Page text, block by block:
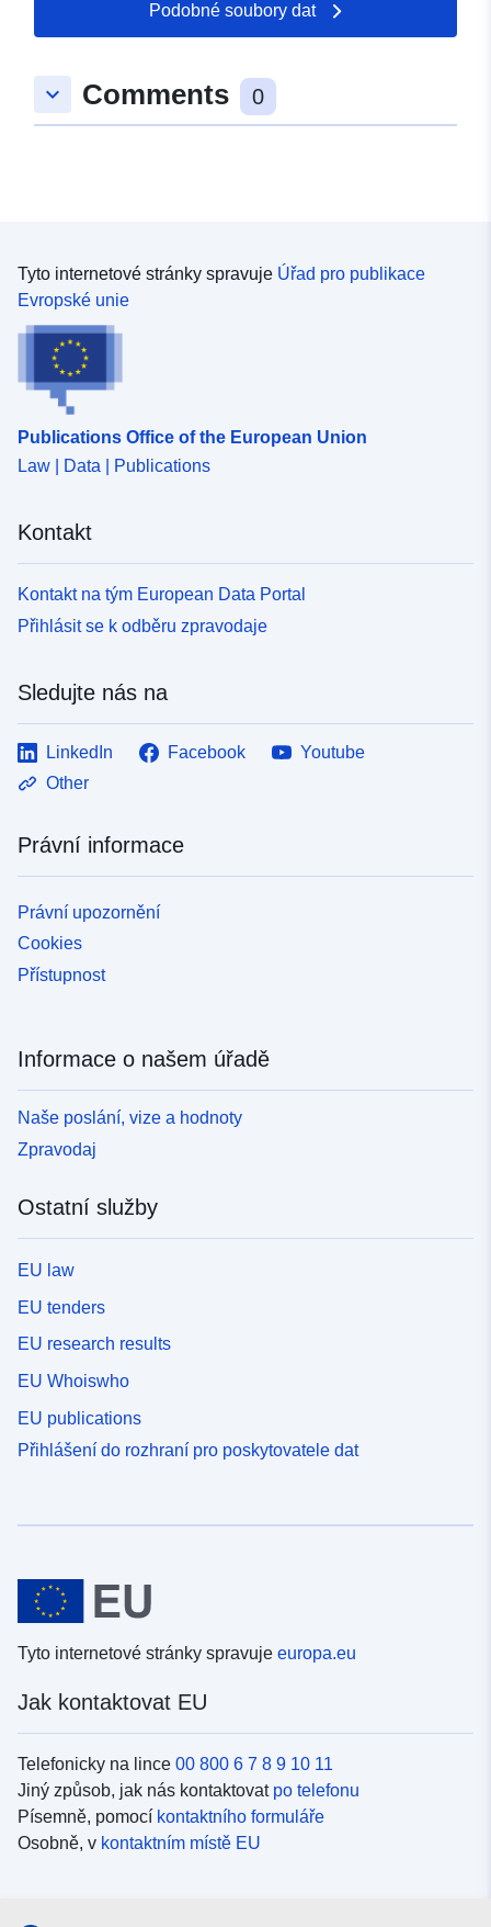
Podobné soubory dat
keyboard_arrow_down Comments 0
Tyto internetové stránky spravuje Úřad pro publikace
Evropské unie
Publications Office of the European Union
Law | Data | Publications
Kontakt
Kontakt na tým European Data Portal
Přihlásit se k odběru zpravodaje
Sledujte nás na
LinkedIn Facebook
Youtube
Other
Právní informace
Právní upozornění
Cookies
Přístupnost
Informace o našem úřadě
Naše poslání, vize a hodnoty
Zpravodaj
Ostatní služby
EU law
EU tenders
EU research results
EU Whoiswho
EU publications
Přihlášení do rozhraní pro poskytovatele dat
Tyto internetové stránky spravuje europa.eu
Jak kontaktovat EU
Telefonicky na lince 00 800 6 7 8 9 10 11
Jiný způsob, jak nás kontaktovat po telefonu
Písemně, pomocí kontaktního formuláře
Osobně, v kontaktním místě EU